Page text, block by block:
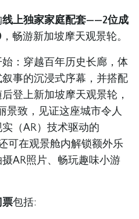
线上独家家庭配套——2位成
，畅游新加坡摩天观景轮。
：穿越百年历史长廊，体
事的沉浸式序幕，并搭配
登上新加坡摩天观景轮，
景致，见证这座城市令人
（AR）技术驱动的
可在观景舱内解锁额外乐
AR照片、畅玩趣味小游
票包括: